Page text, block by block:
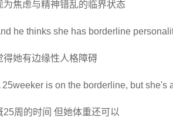
为焦虑与精神错乱的临界状态
he thinks she has borderline
得她有边缘性人格障碍
25weeker is on the borderline, but she's
25周的时间 但她体重还可以